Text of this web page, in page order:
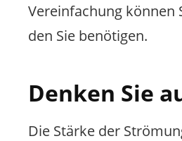
Vereinfachung können
den Sie benötigen.
Denken Sie
Die Stärke der